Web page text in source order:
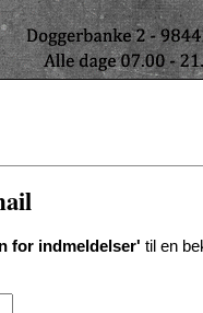
for indmeldelser' til en